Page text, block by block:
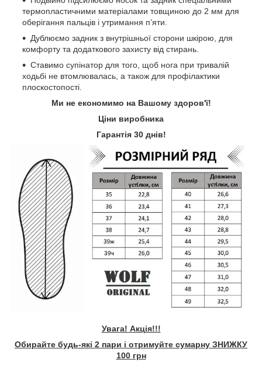
термопластичними матеріалами товщиною до 2 мм для
оберігання пальців і утримання п’яти.
Дублюємо задник з внутрішньої сторони шкірою, для
комфорту та додаткового захисту від стирань.
Ставимо супінатор для того, щоб нога при тривалій
ходьбі не втомлювалась, а також для профілактики
плоскостопості.
Ми не економимо на Вашому здоров'ї!
Ціни виробника
Гарантія 30 днів!
Увага! Акція!!!
Обирайте будь-які 2 пари і отримуйте сумарну ЗНИЖКУ
100 грн